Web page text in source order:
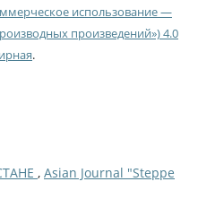
использование —
произведений») 4.0
.
, Asian Journal "Steppe